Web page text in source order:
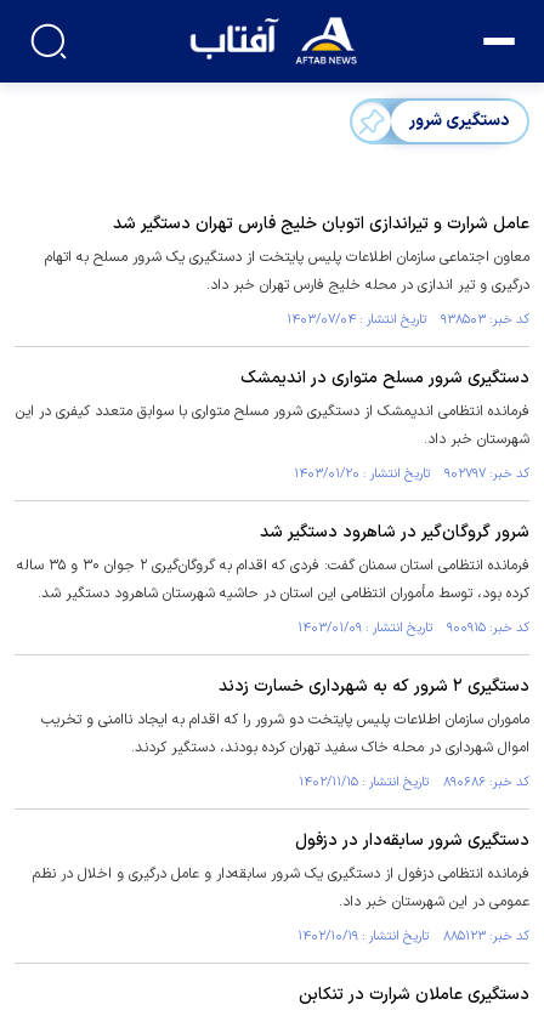
دستگیری شرور
عامل شرارت و تیراندازی اتوبان خلیج فارس تهران دستگیر شد
معاون اجتماعی سازمان اطلاعات پلیس پایتخت از دستگیری یک شرور مسلح به اتهام
درگیری و تیر اندازی در محله خلیج فارس تهران خبر داد.
کد خبر: ۹۳۸۵۰۳ تاریخ انتشار : ۱۴۰۳/۰۷/۰۴
دستگیری شرور مسلح متواری در اندیمشک
فرمانده انتظامی اندیمشک از دستگیری شرور مسلح متواری با سوابق متعدد کیفری در این
شهرستان خبر داد.
کد خبر: ۹۰۲۷۹۷ تاریخ انتشار : ۱۴۰۳/۰۱/۲۰
شرور گروگان‌گیر در شاهرود دستگیر شد
فرمانده انتظامی استان سمنان گفت: فردی که اقدام به گروگان‌گیری ۲ جوان ۳۰ و ۳۵ ساله
کرده بود، توسط مأموران انتظامی این استان در حاشیه شهرستان شاهرود دستگیر شد.
کد خبر: ۹۰۰۹۱۵ تاریخ انتشار : ۱۴۰۳/۰۱/۰۹
دستگیری ۲ شرور که به شهرداری خسارت زدند
ماموران سازمان اطلاعات پلیس پایتخت دو شرور را که اقدام به ایجاد ناامنی و تخریب
اموال شهرداری در محله خاک سفید تهران کرده بودند، دستگیر کردند.
کد خبر: ۸۹۰۶۸۶ تاریخ انتشار : ۱۴۰۲/۱۱/۱۵
دستگیری شرور سابقه‌دار در دزفول
فرمانده انتظامی دزفول از دستگیری یک شرور سابقه‌دار و عامل درگیری و اخلال در نظم
عمومی در این شهرستان خبر داد.
کد خبر: ۸۸۵۱۲۳ تاریخ انتشار : ۱۴۰۲/۱۰/۱۹
دستگیری عاملان شرارت در تنکابن